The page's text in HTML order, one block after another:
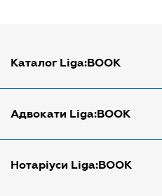
Каталог Liga:BOOK
Адвокат по ДТП
Арбітражний керуючий
Адвокати Liga:BOOK
Адвокати Дніпра
Нотаріуси Liga:BOOK